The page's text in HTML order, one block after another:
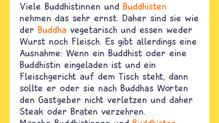
Viele Buddhistinnen und Buddhisten
nehmen das sehr ernst. Daher sind sie wie
der Buddha vegetarisch und essen weder
Wurst noch Fleisch. Es gibt allerdings eine
Ausnahme: Wenn ein Buddhist oder eine
Buddhistin eingeladen ist und ein
Fleischgericht auf dem Tisch steht, dann
sollte er oder sie nach Buddhas Worten
den Gastgeber nicht verletzen und daher
Steak oder Braten verzehren.